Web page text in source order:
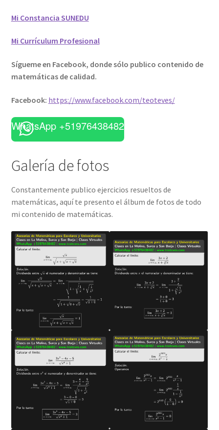
Mi Constancia SUNEDU
Mi Currículum Profesional
Sígueme en Facebook, donde sólo publico contenido de
matemáticas de calidad.
Facebook: https://www.facebook.com/teoteves/
WhatsApp +51976438482
Galería de fotos
Constantemente publico ejercicios resueltos de
matemáticas, aquí te presento el álbum de fotos de todo
mi contenido de matemáticas.